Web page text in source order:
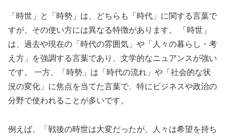
「時世」と「時勢」は、どちらも「時代」に関する言葉で
すが、その使い方には異なる特徴があります。 「時世」
は、過去や現在の「時代の雰囲気」や「人々の暮らし・考
え方」を強調する言葉であり、文学的なニュアンスが強い
です。 一方、「時勢」は「時代の流れ」や「社会的な状
況の変化」に焦点を当てた言葉で、特にビジネスや政治の
分野で使われることが多いです。
例えば、「戦後の時世は大変だったが、人々は希望を持ち